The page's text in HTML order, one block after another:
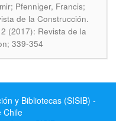
Pfenniger, Francis;
de la Construcción.
(2017): Revista de la
339-354
y Bibliotecas (SISIB) -
Chile